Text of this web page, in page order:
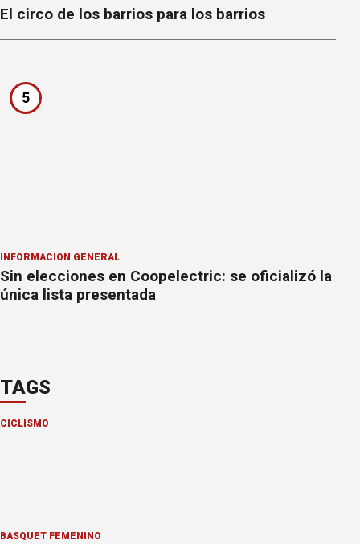
El circo de los barrios para los barrios
5
INFORMACION GENERAL
Sin elecciones en Coopelectric: se oficializó la
única lista presentada
TAGS
CICLISMO
BÁSQUET FEMENINO